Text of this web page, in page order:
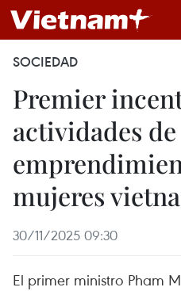
SOCIEDAD
Premier
actividades de
mujeres
30/11/2025 09:30
El primer ministro Pham